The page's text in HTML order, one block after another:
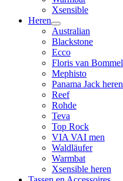
Xsensible
Heren
Australian
Blackstone
Ecco
Floris van Bommel
Mephisto
Panama Jack heren
Reef
Rohde
Teva
Top Rock
VIA VAI men
Waldläufer
Warmbat
Xsensible heren